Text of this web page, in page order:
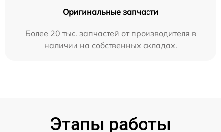
Оригинальные запчасти
Более 20 тыс. запчастей от производителя в
наличии на собственных складах.
Этапы работы